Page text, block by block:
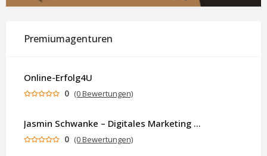
Premiumagenturen
Online-Erfolg4U
0 (0 Bewertungen)
Jasmin Schwanke – Digitales Marketing & KI-gestützte Contenterstellung
0 (0 Bewertungen)